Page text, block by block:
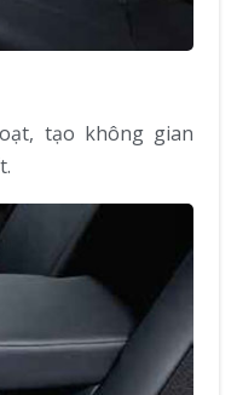
tạo không gian